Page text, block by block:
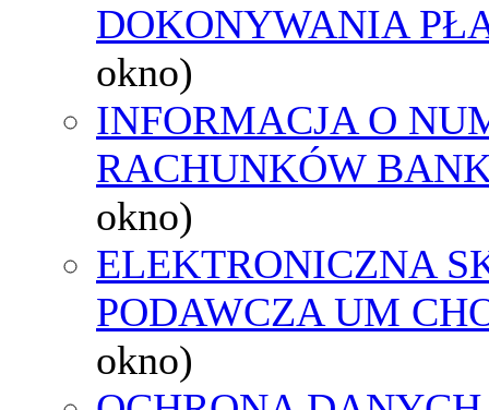
DOKONYWANIA
okno)
INFORMACJA O
RACHUNKÓW
okno)
ELEKTRONICZNA
PODAWCZA UM
okno)